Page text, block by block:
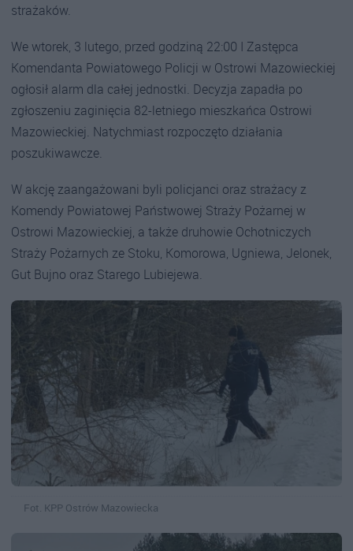
strażaków.
We wtorek, 3 lutego, przed godziną 22:00 I Zastępca
Komendanta Powiatowego Policji w Ostrowi Mazowieckiej
ogłosił alarm dla całej jednostki. Decyzja zapadła po
zgłoszeniu zaginięcia 82-letniego mieszkańca Ostrowi
Mazowieckiej. Natychmiast rozpoczęto działania
poszukiwawcze.
W akcję zaangażowani byli policjanci oraz strażacy z
Komendy Powiatowej Państwowej Straży Pożarnej w
Ostrowi Mazowieckiej, a także druhowie Ochotniczych
Straży Pożarnych ze Stoku, Komorowa, Ugniewa, Jelonek,
Gut Bujno oraz Starego Lubiejewa.
Fot. KPP Ostrów Mazowiecka